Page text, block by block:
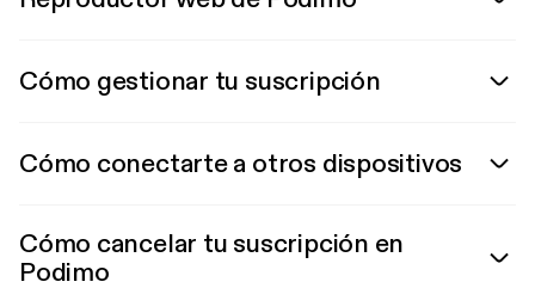
Cómo gestionar tu suscripción
Cómo conectarte a otros dispositivos
Cómo cancelar tu suscripción en
Podimo